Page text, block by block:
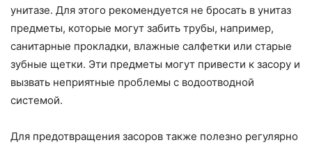
унитазе. Для этого рекомендуется не бросать в унитаз
предметы, которые могут забить трубы, например,
санитарные прокладки, влажные салфетки или старые
зубные щетки. Эти предметы могут привести к засору и
вызвать неприятные проблемы с водоотводной
системой.
Для предотвращения засоров также полезно регулярно